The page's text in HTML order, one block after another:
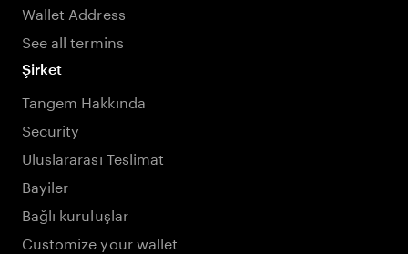
Wallet Address
See all termins
Şirket
Tangem Hakkında
Security
Uluslararası Teslimat
Bayiler
Bağlı kuruluşlar
Customize your wallet